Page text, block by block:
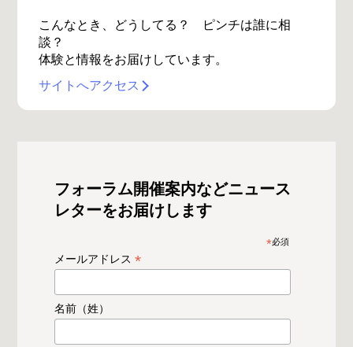
こんなとき、どうしてる？ ピンチは誰に相
談？
体験と情報をお届けしています。
サイトへアクセス
フォーラム開催案内などニュース
レターをお届けします
*必須
メールアドレス*
名前（姓）